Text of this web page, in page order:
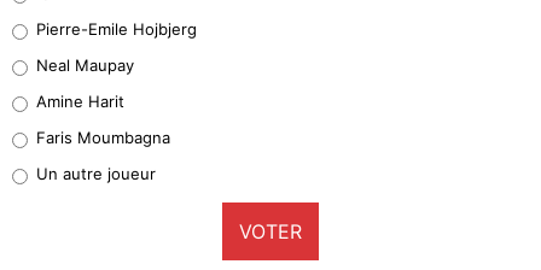
5%
1%
9%
Pierre-Emile Hojbjerg
Neal Maupay
Amine Harit
Faris Moumbagna
Un autre joueur
VOTER